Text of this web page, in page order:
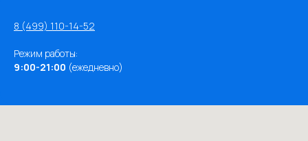
8 (499) 110-14-52
Режим работы:
9:00-21:00 (ежедневно)